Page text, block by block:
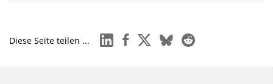
Diese Seite teilen ... linkedinfacebook
x blueskyreddit